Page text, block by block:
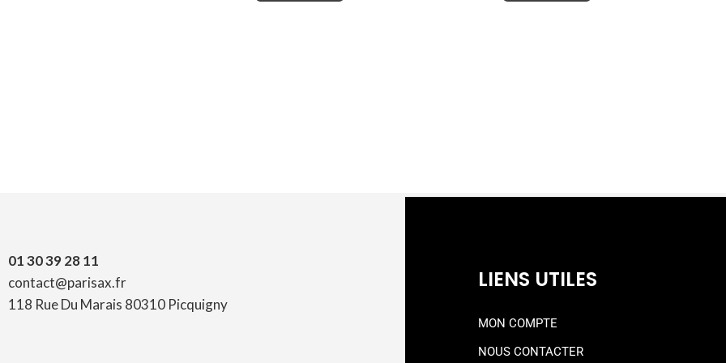
01 30 39 28 11
contact@parisax.fr
118 Rue Du Marais 80310 Picquigny
LIENS UTILES
MON COMPTE
NOUS CONTACTER